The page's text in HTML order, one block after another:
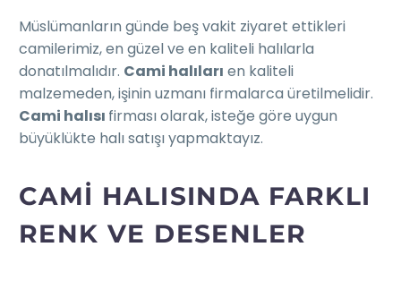
Müslümanların günde beş vakit ziyaret ettikleri
camilerimiz, en güzel ve en kaliteli halılarla
donatılmalıdır. Cami halıları en kaliteli
malzemeden, işinin uzmanı firmalarca üretilmelidir.
Cami halısı firması olarak, isteğe göre uygun
büyüklükte halı satışı yapmaktayız.
CAMI HALISINDA FARKLI
RENK VE DESENLER